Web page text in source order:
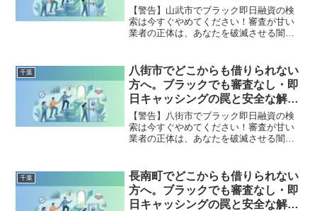
策
【警告】山武市でブラック即日融資の検
索は今すぐやめてください！審査が甘い
業者の正体は、あなたを破滅させる闇金
市で違法業者を避け、借金地獄から抜け
出した方々の実体験と確実な解決策を完
全公開。
千葉
八街市でどこからも借りられない
方へ。ブラックでも審査なし・即
日キャッシングの罠と安全な解決
策
【警告】八街市でブラック即日融資の検
索は今すぐやめてください！審査が甘い
業者の正体は、あなたを破滅させる闇金
市で違法業者を避け、借金地獄から抜け
出した方々の実体験と確実な解決策を完
全公開。
千葉
長南町でどこからも借りられない
方へ。ブラックでも審査なし・即
日キャッシングの罠と安全な解決